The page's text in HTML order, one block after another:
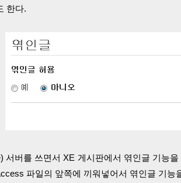
한다.
서버를 쓰면서 XE 게시판에서 엮인글 기능
파일의 앞쪽에 끼워넣어서 엮인글 기